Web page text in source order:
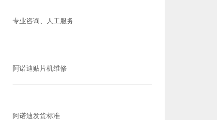
专业咨询、人工服务
阿诺迪贴片机维修
阿诺迪发货标准